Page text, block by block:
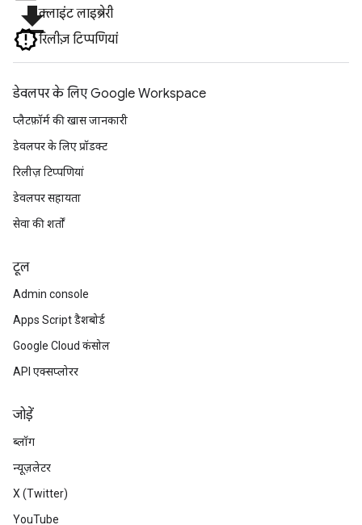
file_downloadक्लाइंट लाइब्रेरी
रिलीज़ टिप्पणियां
डेवलपर के लिए Google Workspace
प्लैटफ़ॉर्म की खास जानकारी
डेवलपर के लिए प्रॉडक्ट
रिलीज़ टिप्पणियां
डेवलपर सहायता
सेवा की शर्तों
टूल
Admin console
Apps Script डैशबोर्ड
Google Cloud कंसोल
API एक्सप्लोरर
जोड़ें
ब्लॉग
न्यूज़लेटर
X (Twitter)
YouTube